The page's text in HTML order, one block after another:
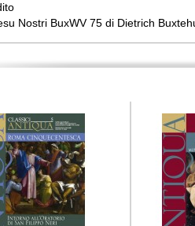
Nostri BuxWV 75 di Dietrich